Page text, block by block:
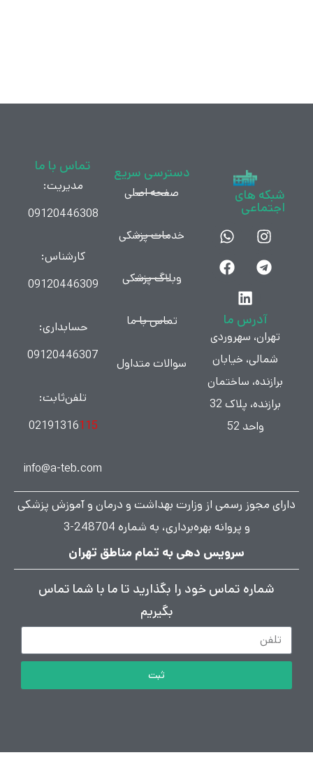
تماس با ما
مدیریت:
09120446308
کارشناس:
09120446309
حسابداری:
09120446307
تلفن‌ثابت:
02191316115
info@a-teb.com
دسترسی سریع
صفحه اصلی
خدمات پزشکی
وبلاگ پزشکی
تماس با ما
سوالات متداول
شبکه های
اجتماعی
آدرس ما
تهران، سهروردی
شمالی، خیابان
برازنده، ساختمان
برازنده، پلاک 32
واحد 52
دارای مجوز رسمی از وزارت بهداشت و درمان و آموزش پزشکی
و پروانه بهره‌برداری، به شماره 248704-3
سرویس دهی به تمام مناطق تهران
شماره تماس خود را بگذارید تا ما با شما تماس
بگیریم
ثبت